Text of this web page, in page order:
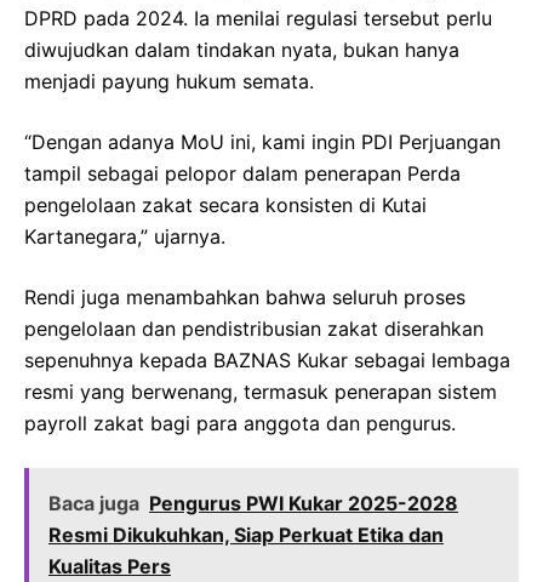
DPRD pada 2024. Ia menilai regulasi tersebut perlu
diwujudkan dalam tindakan nyata, bukan hanya
menjadi payung hukum semata.
“Dengan adanya MoU ini, kami ingin PDI Perjuangan
tampil sebagai pelopor dalam penerapan Perda
pengelolaan zakat secara konsisten di Kutai
Kartanegara,” ujarnya.
Rendi juga menambahkan bahwa seluruh proses
pengelolaan dan pendistribusian zakat diserahkan
sepenuhnya kepada BAZNAS Kukar sebagai lembaga
resmi yang berwenang, termasuk penerapan sistem
payroll zakat bagi para anggota dan pengurus.
Baca juga Pengurus PWI Kukar 2025-2028
Resmi Dikukuhkan, Siap Perkuat Etika dan
Kualitas Pers